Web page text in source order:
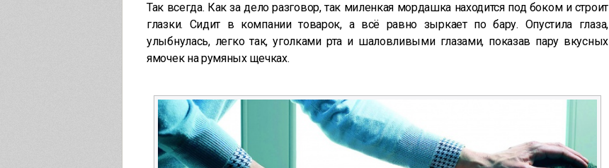
Так всегда. Как за дело разговор, так миленкая мордашка находится под боком и строит
глазки. Сидит в компании товарок, а всё равно зыркает по бару. Опустила глаза,
улыбнулась, легко так, уголками рта и шаловливыми глазами, показав пару вкусных
ямочек на румяных щечках.